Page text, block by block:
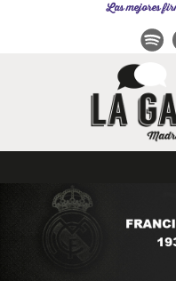
Las mejores